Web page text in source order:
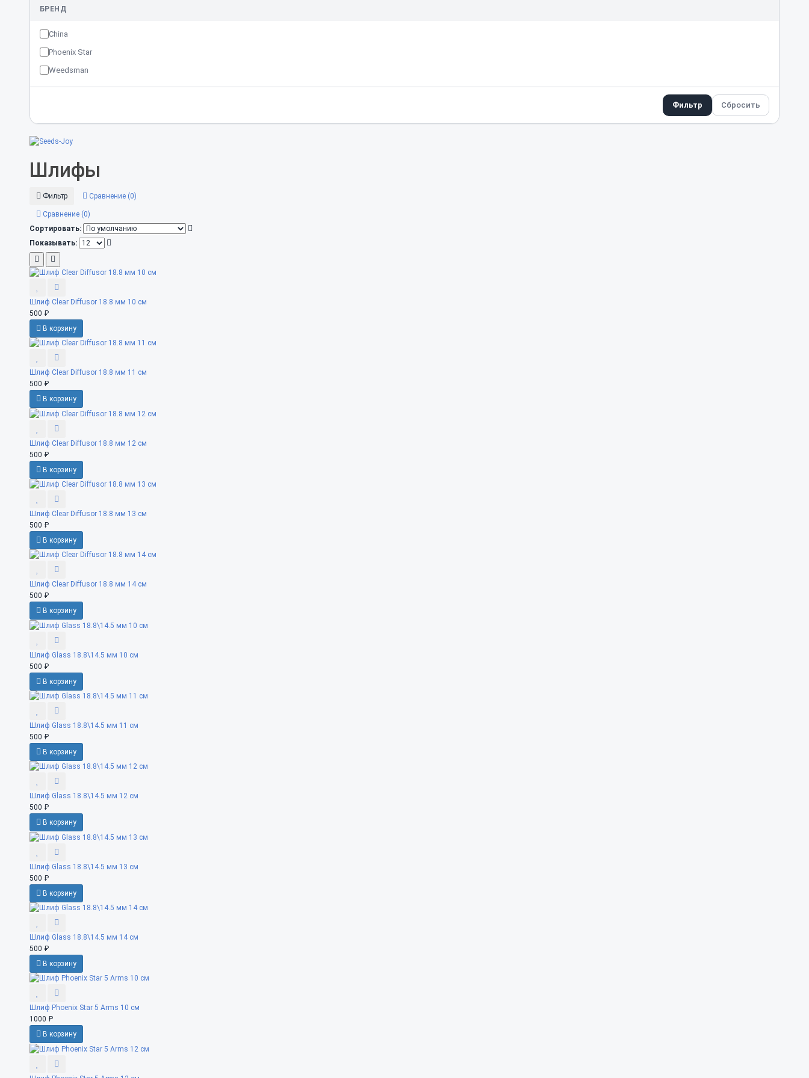
БРЕНД
China
Phoenix Star
Weedsman
Фильтр Сбросить
Шлифы
Фильтр Сравнение (0)
Сравнение (0)
Сортировать:
Показывать:
Шлиф Clear Diffusor 18.8 мм 10 см
500 ₽
В корзину
Шлиф Clear Diffusor 18.8 мм 11 см
500 ₽
В корзину
Шлиф Clear Diffusor 18.8 мм 12 см
500 ₽
В корзину
Шлиф Clear Diffusor 18.8 мм 13 см
500 ₽
В корзину
Шлиф Clear Diffusor 18.8 мм 14 см
500 ₽
В корзину
Шлиф Glass 18.8\14.5 мм 10 см
500 ₽
В корзину
Шлиф Glass 18.8\14.5 мм 11 см
500 ₽
В корзину
Шлиф Glass 18.8\14.5 мм 12 см
500 ₽
В корзину
Шлиф Glass 18.8\14.5 мм 13 см
500 ₽
В корзину
Шлиф Glass 18.8\14.5 мм 14 см
500 ₽
В корзину
Шлиф Phoenix Star 5 Arms 10 см
1000 ₽
В корзину